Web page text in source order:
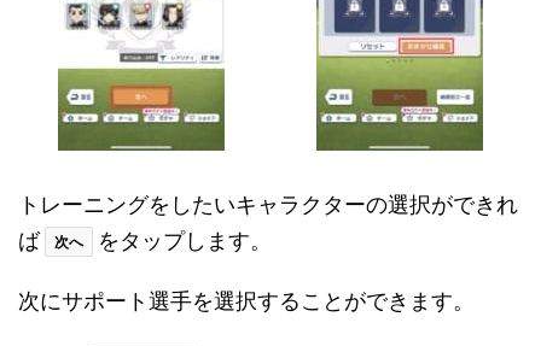
トレーニングをしたいキャラクターの選択ができれ
ば
次へ をタップします。
次にサポート選手を選択することができます。